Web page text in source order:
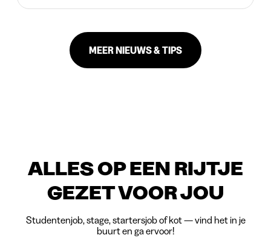
MEER NIEUWS & TIPS
ALLES OP EEN RIJTJE
GEZET VOOR JOU
Studentenjob, stage, startersjob of kot — vind het in je
buurt en ga ervoor!